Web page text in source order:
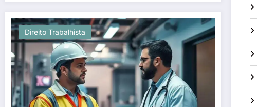
Direito Trabalhista